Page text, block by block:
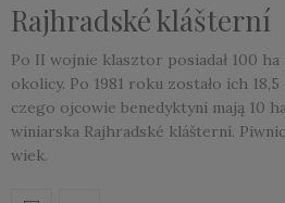
Rajhradské klášterní
Po II wojnie klasztor posiadał 100
okolicy. Po 1981 roku zostało ich
czego ojcowie benedyktyni mają 10
winiarska Rajhradské klášterní.
wiek.